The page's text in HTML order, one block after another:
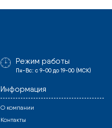
Режим работы
Пн-Вс: с 9-00 до 19-00 (МСК)
Информация
О компании
Контакты